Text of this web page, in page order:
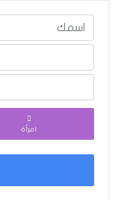
امرأة